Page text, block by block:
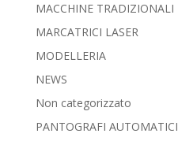
MACCHINE TRADIZIONALI
MARCATRICI LASER
MODELLERIA
NEWS
Non categorizzato
PANTOGRAFI AUTOMATICI